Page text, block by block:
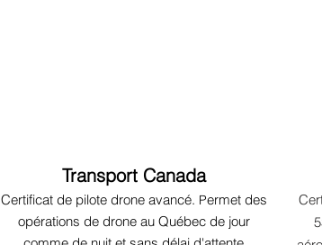
Transport Canada
Certificat de pilote drone avancé. Permet des
opérations de drone au Québec de jour